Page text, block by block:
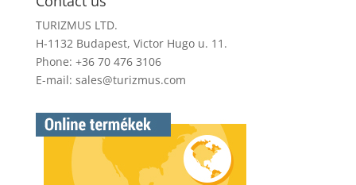
TURIZMUS LTD.
H-1132 Budapest, Victor Hugo u. 11.
Phone: +36 70 476 3106
E-mail: sales@turizmus.com